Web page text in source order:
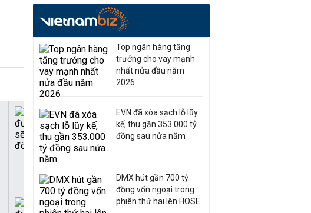
Những tuyến đường đang và
sẽ mở qua khu đô thị Định
Công
QUY HOẠCH
Những tuyến đường đang và
Top ngân hàng tăng
trưởng cho vay mạnh
nhất nửa đầu năm
2026
EVN đã xóa sạch lỗ lũy
kế, thu gần 353.000 tỷ
đồng sau nửa năm
DMX hút gần 700 tỷ
đồng vốn ngoại trong
phiên thứ hai lên HOSE